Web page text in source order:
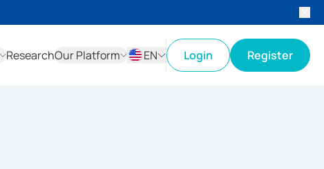
ResearchOur Platform
EN
Login Register